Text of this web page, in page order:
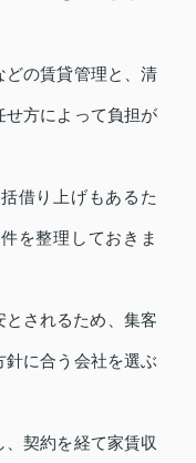
どの賃貸管理と、清
せ方によって負担が
借り上げもあるた
を整理しておきま
とされるため、集客
に合う会社を選ぶ
契約を経て家賃収